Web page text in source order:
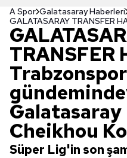
A Spor Galatasaray Haberleri
TRANSFER
Cheikhou
Süper Lig'in son